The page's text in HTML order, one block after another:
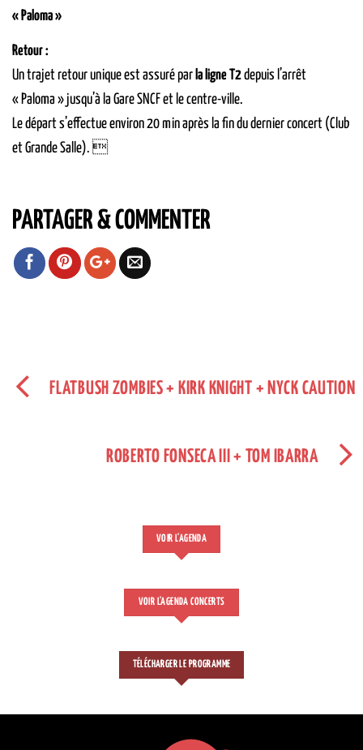
« Paloma »
Retour :
Un trajet retour unique est assuré par la ligne T2depuis l’arrêt
« Paloma » jusqu’à la Gare SNCF et le centre-ville.
Le départ s’effectue environ 20 min après la fin du dernier concert (Club
et Grande Salle). 
PARTAGER & COMMENTER
FLATBUSH ZOMBIES + KIRK KNIGHT + NYCK CAUTION
ROBERTO FONSECA III + TOM IBARRA
VOIR L'AGENDA
VOIR L'AGENDA CONCERTS
TÉLÉCHARGER LE PROGRAMME